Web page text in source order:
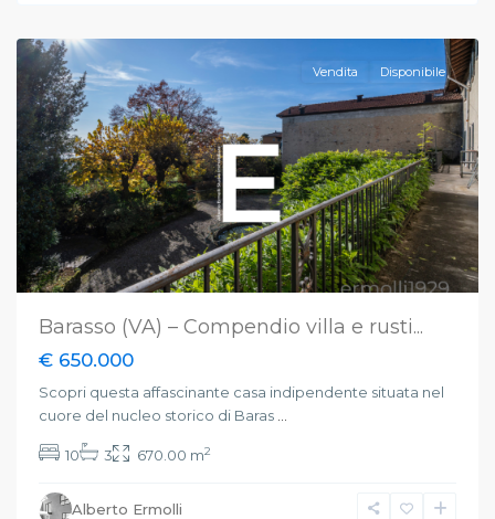
Vendita Disponibile
Barasso (VA) – Compendio villa e rusti...
€ 650.000
Scopri questa affascinante casa indipendente situata nel
cuore del nucleo storico di Baras
10 3 670.00 m2
Alberto Ermolli